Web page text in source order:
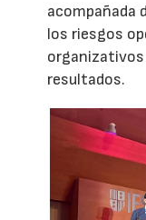
acompañada
los riesgos
organizativos
resultados.